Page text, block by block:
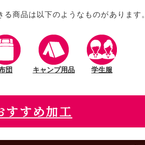
る商品は以下のようなものがあります
団 キャンプ用品 学生服
すすめ加工